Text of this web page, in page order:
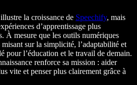
la croissance de Speechify, mais
d’apprentissage plus
À mesure que les outils numériques
misant sur la simplicité, l’adaptabilité et
pour l’éducation et le travail de demain.
renforce sa mission : aider
vite et penser plus clairement grâce à